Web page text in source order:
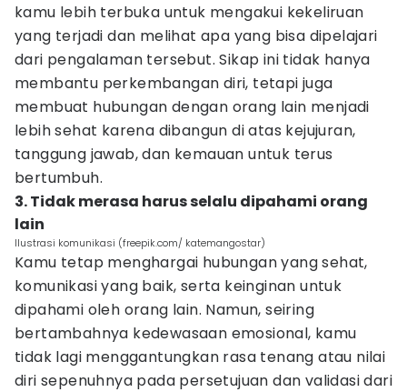
kamu lebih terbuka untuk mengakui kekeliruan
yang terjadi dan melihat apa yang bisa dipelajari
dari pengalaman tersebut. Sikap ini tidak hanya
membantu perkembangan diri, tetapi juga
membuat hubungan dengan orang lain menjadi
lebih sehat karena dibangun di atas kejujuran,
tanggung jawab, dan kemauan untuk terus
bertumbuh.
3. Tidak merasa harus selalu dipahami orang
lain
Ilustrasi komunikasi (freepik.com/ katemangostar)
Kamu tetap menghargai hubungan yang sehat,
komunikasi yang baik, serta keinginan untuk
dipahami oleh orang lain. Namun, seiring
bertambahnya kedewasaan emosional, kamu
tidak lagi menggantungkan rasa tenang atau nilai
diri sepenuhnya pada persetujuan dan validasi dari